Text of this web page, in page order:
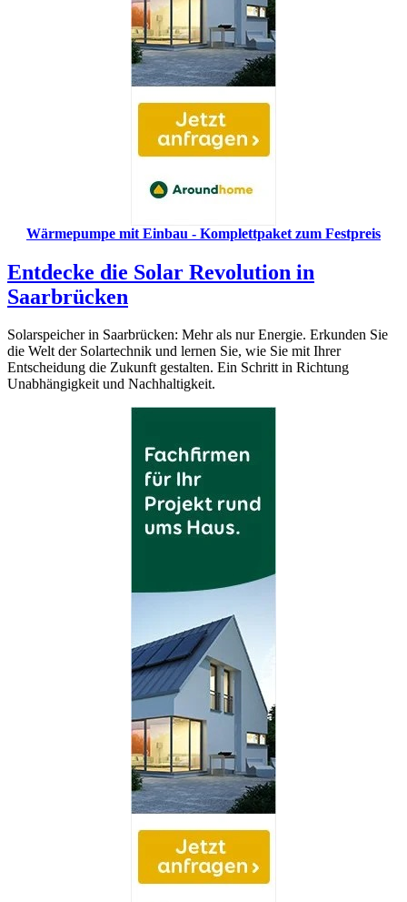
Wärmepumpe mit Einbau - Komplettpaket zum Festpreis
Entdecke die Solar Revolution in
Saarbrücken
Solarspeicher in Saarbrücken: Mehr als nur Energie. Erkunden Sie
die Welt der Solartechnik und lernen Sie, wie Sie mit Ihrer
Entscheidung die Zukunft gestalten. Ein Schritt in Richtung
Unabhängigkeit und Nachhaltigkeit.